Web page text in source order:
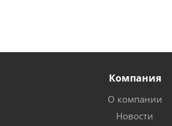
Компания
О компании
Новости